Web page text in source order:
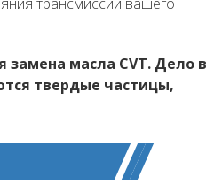
замена масла CVT. Дело в
твердые частицы,